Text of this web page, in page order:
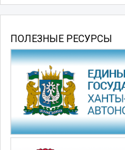
ПОЛЕЗНЫЕ РЕСУРСЫ